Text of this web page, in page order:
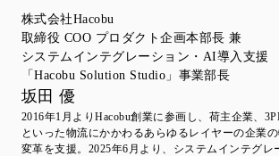
株式会社Hacobu
取締役 COO プロダクト企画本部長 兼
システムインテグレーション・AI導入支援
「Hacobu Solution Studio」事業部長
坂田 優
2016年1月よりHacobu創業に参画し、荷主企業、
といった物流にかかわるあらゆるレイヤーの企業
変革を支援。2025年6月より、システムインテグレ